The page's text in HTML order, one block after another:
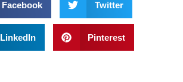
Facebook Twitter
LinkedIn Pinterest